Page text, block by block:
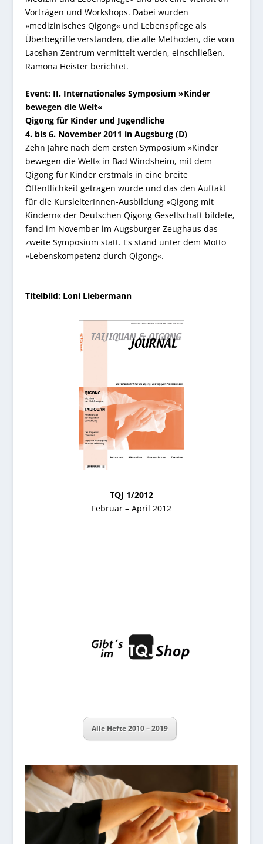
Vorträgen und Workshops. Dabei wurden
»medizinisches Qigong« und Lebenspflege als
Überbegriffe verstanden, die alle Methoden, die vom
Laoshan Zentrum vermittelt werden, einschließen.
Ramona Heister berichtet.
Event: II. Internationales Symposium »Kinder
bewegen die Welt«
Qigong für Kinder und Jugendliche
4. bis 6. November 2011 in Augsburg (D)
Zehn Jahre nach dem ersten Symposium »Kinder
bewegen die Welt« in Bad Windsheim, mit dem
Qigong für Kinder erstmals in eine breite
Öffentlichkeit getragen wurde und das den Auftakt
für die KursleiterInnen-Ausbildung »Qigong mit
Kindern« der Deutschen Qigong Gesellschaft bildete,
fand im November im Augsburger Zeughaus das
zweite Symposium statt. Es stand unter dem Motto
»Lebenskompetenz durch Qigong«.
Titelbild: Loni Liebermann
TQJ 1/2012
Februar – April 2012
Alle Hefte 2010 – 2019